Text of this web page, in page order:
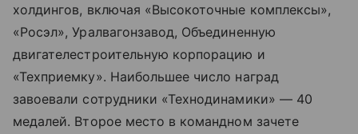
холдингов, включая «Высокоточные комплексы»,
«Росэл», Уралвагонзавод, Объединенную
двигателестроительную корпорацию и
«Техприемку». Наибольшее число наград
завоевали сотрудники «Технодинамики» — 40
медалей. Второе место в командном зачете